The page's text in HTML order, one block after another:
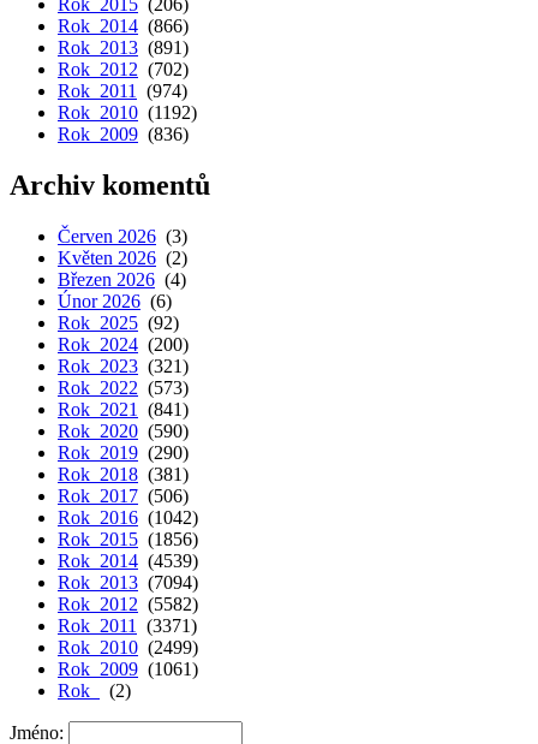
Rok 2014 (866)
Rok 2013 (891)
Rok 2012 (702)
Rok 2011
(974)
Rok 2010 (1192)
Rok 2009 (836)
Archiv komentů
Červen 2026 (3)
Květen 2026 (2)
Březen 2026 (4)
Únor 2026 (6)
Rok 2025 (92)
Rok 2024 (200)
Rok 2023 (321)
Rok 2022 (573)
Rok 2021
(841)
Rok 2020 (590)
Rok 2019 (290)
Rok 2018 (381)
Rok 2017 (506)
Rok 2016 (1042)
Rok 2015 (1856)
Rok 2014 (4539)
Rok 2013 (7094)
Rok 2012 (5582)
Rok 2011
(3371)
Rok 2010 (2499)
Rok 2009 (1061)
Rok
(2)
Jméno: